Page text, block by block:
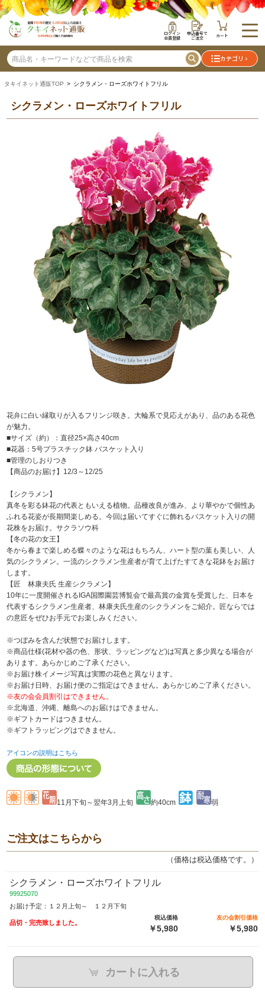
ログイン
会員登録
申込番号で
ご注文 カート
カテゴリ
タキイネット通販TOP > シクラメン・ローズホワイトフリル
シクラメン・ローズホワイトフリル
花弁に白い縁取りが入るフリンジ咲き。大輪系で見応えがあり、品のある花色
が魅力。
■サイズ（約）：直径25×高さ40cm
■花器：5号プラスチック鉢 バスケット入り
■管理のしおりつき
【商品のお届け】12/3～12/25
【シクラメン】
真冬を彩る鉢花の代表ともいえる植物。品種改良が進み、より華やかで個性あ
ふれる花姿が長期間楽しめる。今回は届いてすぐに飾れるバスケット入りの開
花株をお届け。サクラソウ科
【冬の花の女王】
冬から春まで楽しめる蝶々のような花はもちろん、ハート型の葉も美しい、人
気のシクラメン。一流のシクラメン生産者が育て上げたすてきな花鉢をお届け
します。
【匠 林康夫氏 生産シクラメン】
10年に一度開催されるIGA国際園芸博覧会で最高賞の金賞を受賞した、日本を
代表するシクラメン生産者、林康夫氏生産のシクラメンをご紹介。匠ならでは
の意匠をぜひお手元でお楽しみください。
※つぼみを含んだ状態でお届けします。
※商品仕様(花材や器の色、形状、ラッピングなど)は写真と多少異なる場合が
あります。あらかじめご了承ください。
※お届け株イメージ写真は実際の花色と異なります。
※お届け日時、お届け便のご指定はできません。あらかじめご了承ください。
※友の会会員割引はできません。
※北海道、沖縄、離島へのお届けはできません。
※ギフトカードはつきません。
※ギフトラッピングはできません。
アイコンの説明はこちら
11月下旬～翌年3月上旬 約40cm 弱
ご注文はこちらから
（価格は税込価格です。）
シクラメン・ローズホワイトフリル
99925070
お届け予定：１２月上旬～ １２月下旬
品切・完売致しました。
税込価格
￥5,980
友の会割引価格
￥5,980
カートに入れる